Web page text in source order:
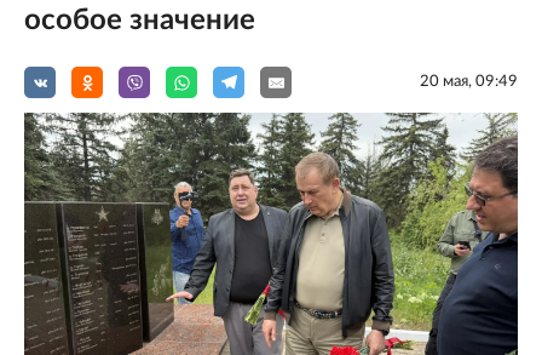
особое значение
20 мая, 09:49